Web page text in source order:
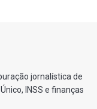
jornalística de
INSS e finanças